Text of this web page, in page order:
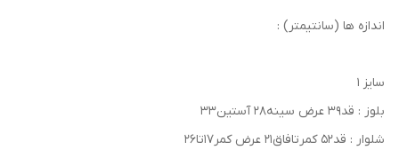
اندازه ها (سانتیمتر) :
سایز ۱
بلوز : قد۳۹ عرض سینه۲۸ آستین۳۳
شلوار : قد۵۲ کمرتافاق۲۱ عرض کمر۱۷تا۲۶